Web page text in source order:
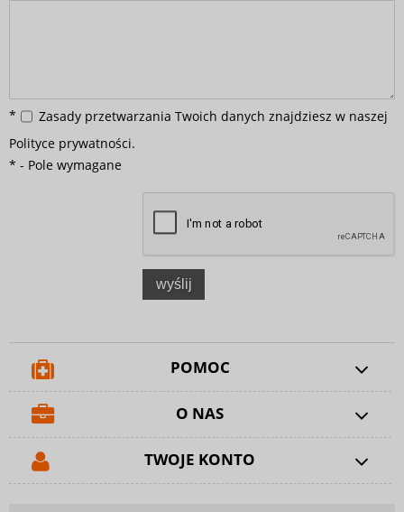
*
Zasady przetwarzania Twoich danych znajdziesz w naszej
Polityce prywatności.
* - Pole wymagane
wyślij
POMOC
O NAS
TWOJE KONTO